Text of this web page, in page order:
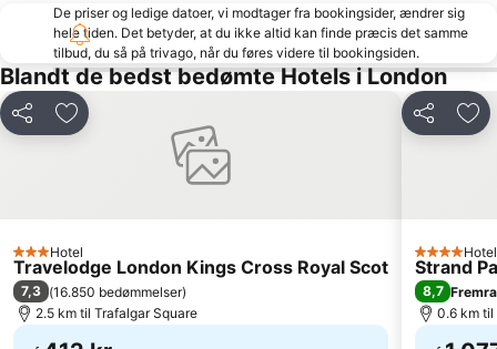
Waterloo Station
South Kensington
The O2 Arena
Islington
Victoria
Tower Bridge
Russell Square
Euston Station
Buckingham Palace
Trafalgar Square
ExCeL
De priser og ledige datoer, vi modtager fra bookingsider, ændrer sig
hele tiden. Det betyder, at du ikke altid kan finde præcis det samme
tilbud, du så på trivago, når du føres videre til bookingsiden.
Blandt de bedst bedømte Hotels i London
Del Føj til favoritter
3 Stjerner
Hotel
Travelodge London Kings Cross Royal Scot
7,3 (16.850 bedømmelser)
2.5 km til Trafalgar Square
Del
4 Stjerner
Hotel
Strand
8,7
0.6 km til